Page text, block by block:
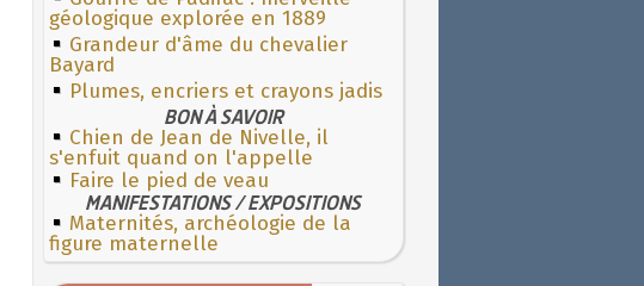
géologique explorée en 1889
Grandeur d'âme du chevalier
Bayard
Plumes, encriers et crayons jadis
BON À SAVOIR
Chien de Jean de Nivelle, il
s'enfuit quand on l'appelle
Faire le pied de veau
MANIFESTATIONS / EXPOSITIONS
Maternités, archéologie de la
figure maternelle